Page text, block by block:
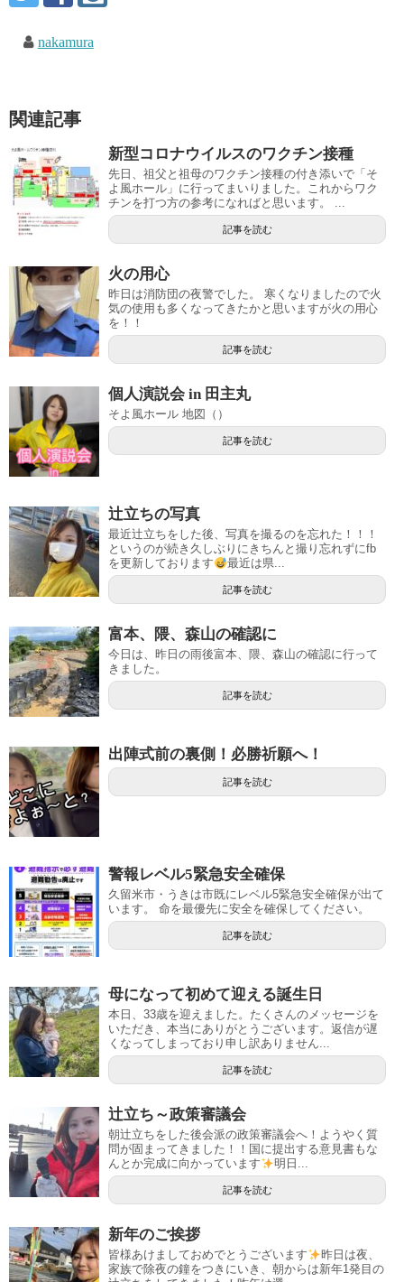
nakamura
関連記事
新型コロナウイルスのワクチン接種
先日、祖父と祖母のワクチン接種の付き添いで「そ
よ風ホール」に行ってまいりました。これからワク
チンを打つ方の参考になればと思います。 ...
記事を読む
火の用心
昨日は消防団の夜警でした。 寒くなりましたので火
気の使用も多くなってきたかと思いますが火の用心
を！！
記事を読む
個人演説会 in 田主丸
そよ風ホール 地図（）
記事を読む
辻立ちの写真
最近辻立ちをした後、写真を撮るのを忘れた！！！
というのが続き久しぶりにきちんと撮り忘れずにfb
を更新しております
最近は県...
記事を読む
富本、隈、森山の確認に
今日は、昨日の雨後富本、隈、森山の確認に行って
きました。
記事を読む
出陣式前の裏側！必勝祈願へ！
記事を読む
警報レベル5緊急安全確保
久留米市・うきは市既にレベル5緊急安全確保が出て
います。 命を最優先に安全を確保してください。
記事を読む
母になって初めて迎える誕生日
本日、33歳を迎えました。たくさんのメッセージを
いただき、本当にありがとうございます。返信が遅
くなってしまっており申し訳ありません...
記事を読む
辻立ち～政策審議会
朝辻立ちをした後会派の政策審議会へ！ようやく質
問が固まってきました！！国に提出する意見書もな
んとか完成に向かっています
明日...
記事を読む
新年のご挨拶
皆様あけましておめでとうございます
昨日は夜、
家族で除夜の鐘をつきにいき、朝からは新年1発目の